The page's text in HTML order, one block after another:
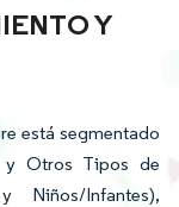
Y
está segmentado
y Otros Tipos de
Niños/Infantes),